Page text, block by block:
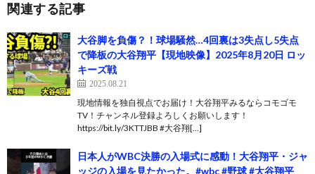
関連する記事
大谷脚を負傷？！球場騒然…4回裏は3失点し5失点
で降板の大谷翔平【現地映像】2025年8月20日 ロッ
キーズ戦
2025.08.21
現地情報を独自視点でお届け！大谷翔平みるならコモゴモ
TV！チャンネル登録よろしくお願いします！
https://bit.ly/3KTTJBB #大谷翔[…]
日本人がWBC決勝の入場式に感動！大谷翔平・ジャ
ッジの入場を見たかった。#wbc #野球 #大谷翔平